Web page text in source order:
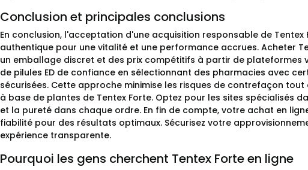
Conclusion et principales conclusions
En conclusion, l'acceptation d'une acquisition responsable de
authentique pour une vitalité et une performance accrues. Acheter
un emballage discret et des prix compétitifs à partir de plateformes
de pilules ED de confiance en sélectionnant des pharmacies avec
sécurisées. Cette approche minimise les risques de contrefaçon
à base de plantes de Tentex Forte. Optez pour les sites spécialisés
et la pureté dans chaque ordre. En fin de compte, votre achat en
fiabilité pour des résultats optimaux. Sécurisez votre
expérience transparente.
Pourquoi les gens cherchent Tentex Forte en ligne